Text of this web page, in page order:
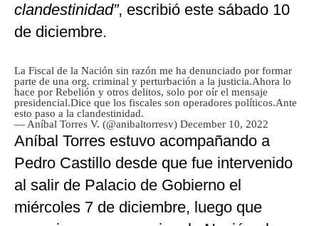
clandestinidad”, escribió este sábado 10
de diciembre.
La Fiscal de la Nación sin razón me ha denunciado por formar
parte de una org. criminal y perturbación a la justicia.Ahora lo
hace por Rebelión y otros delitos, solo por oír el mensaje
presidencial.Dice que los fiscales son operadores políticos.Ante
esto paso a la clandestinidad.
— Aníbal Torres V. (@anibaltorresv) December 10, 2022
Aníbal Torres estuvo acompañando a
Pedro Castillo desde que fue intervenido
al salir de Palacio de Gobierno el
miércoles 7 de diciembre, luego que